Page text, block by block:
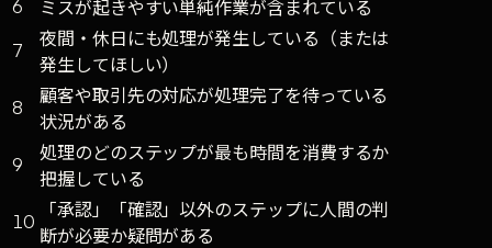
6
ミスが起きやすい単純作業が含まれている
7
夜間・休日にも処理が発生している（または
発生してほしい）
8
顧客や取引先の対応が処理完了を待っている
状況がある
9
処理のどのステップが最も時間を消費するか
把握している
10
「承認」「確認」以外のステップに人間の判
断が必要か疑問がある